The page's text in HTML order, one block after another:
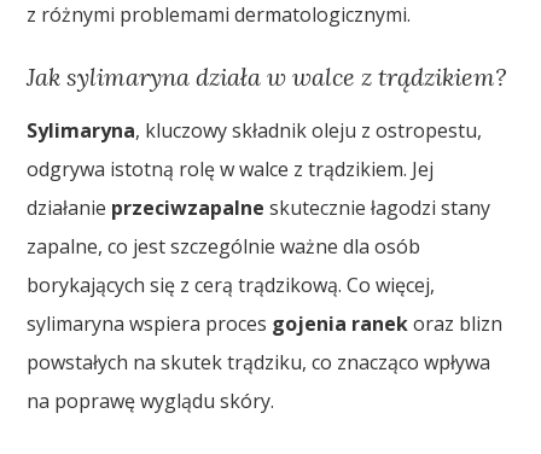
z różnymi problemami dermatologicznymi.
Jak sylimaryna działa w walce z trądzikiem?
Sylimaryna, kluczowy składnik oleju z ostropestu,
odgrywa istotną rolę w walce z trądzikiem. Jej
działanie przeciwzapalne skutecznie łagodzi stany
zapalne, co jest szczególnie ważne dla osób
borykających się z cerą trądzikową. Co więcej,
sylimaryna wspiera proces gojenia ranekoraz blizn
powstałych na skutek trądziku, co znacząco wpływa
na poprawę wyglądu skóry.